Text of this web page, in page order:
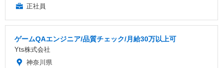
正社員
ゲームQAエンジニア/品質チェック/月給30万以上可
Yts株式会社
神奈川県